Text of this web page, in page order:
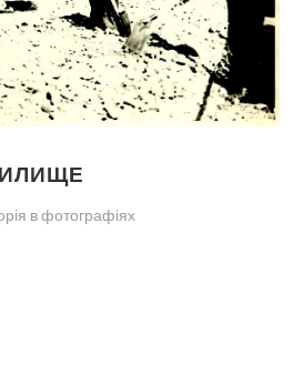
в фотографіях